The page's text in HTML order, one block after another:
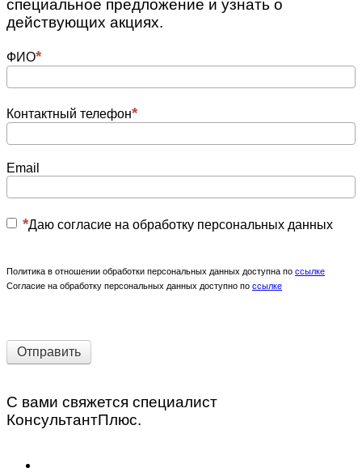
специальное предложение и узнать о
действующих акциях.
ФИО
Контактный телефон
Email
Даю согласие на обработку персональных данных
Политика в отношении обработки персональных данных доступна по ссылке
Согласие на обработку персональных данных доступно по ссылке
Отправить
С вами свяжется специалист
КонсультантПлюс.